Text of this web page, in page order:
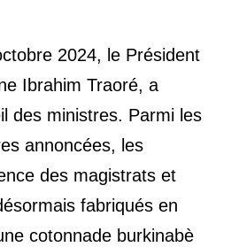
2024, le Président
Ibrahim Traoré, a
des ministres. Parmi les
annoncées, les
des magistrats et
fabriqués en
cotonnade burkinabè